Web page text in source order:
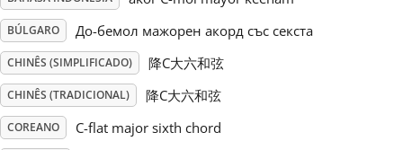
Русский
Svenska
BÚLGARO До-бемол мажорен акорд със секста
CHINÊS (SIMPLIFICADO) 降C大六和弦
CHINÊS (TRADICIONAL) 降C大六和弦
COREANO C-flat major sixth chord